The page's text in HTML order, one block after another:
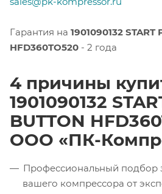
Гарантия на 1901090132 START
HFD360TO520 - 2 года
4 причины
1901090132
BUTTON
ООО «ПК-
Профессиональный подбор
вашего компрессора от